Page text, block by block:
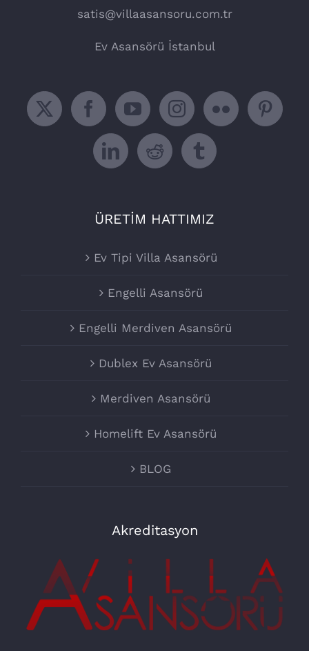
satis@villaasansoru.com.tr
Ev Asansörü İstanbul
ÜRETİM HATTIMIZ
Ev Tipi Villa Asansörü
Engelli Asansörü
Engelli Merdiven Asansörü
Dublex Ev Asansörü
Merdiven Asansörü
Homelift Ev Asansörü
BLOG
Akreditasyon